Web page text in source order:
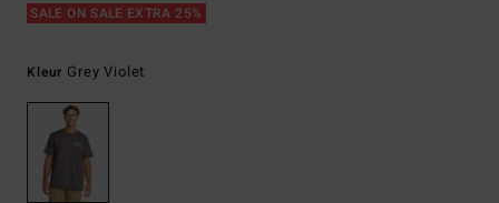
SALE ON SALE EXTRA 25%
Kleur Grey Violet